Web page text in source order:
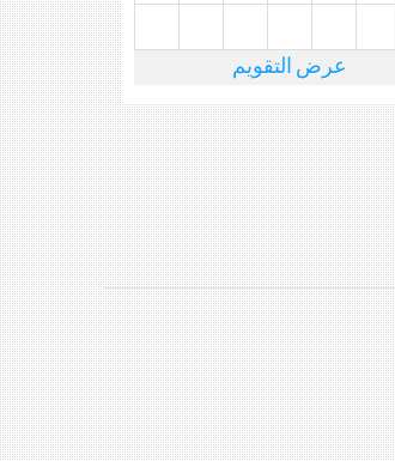
عرض التقويم